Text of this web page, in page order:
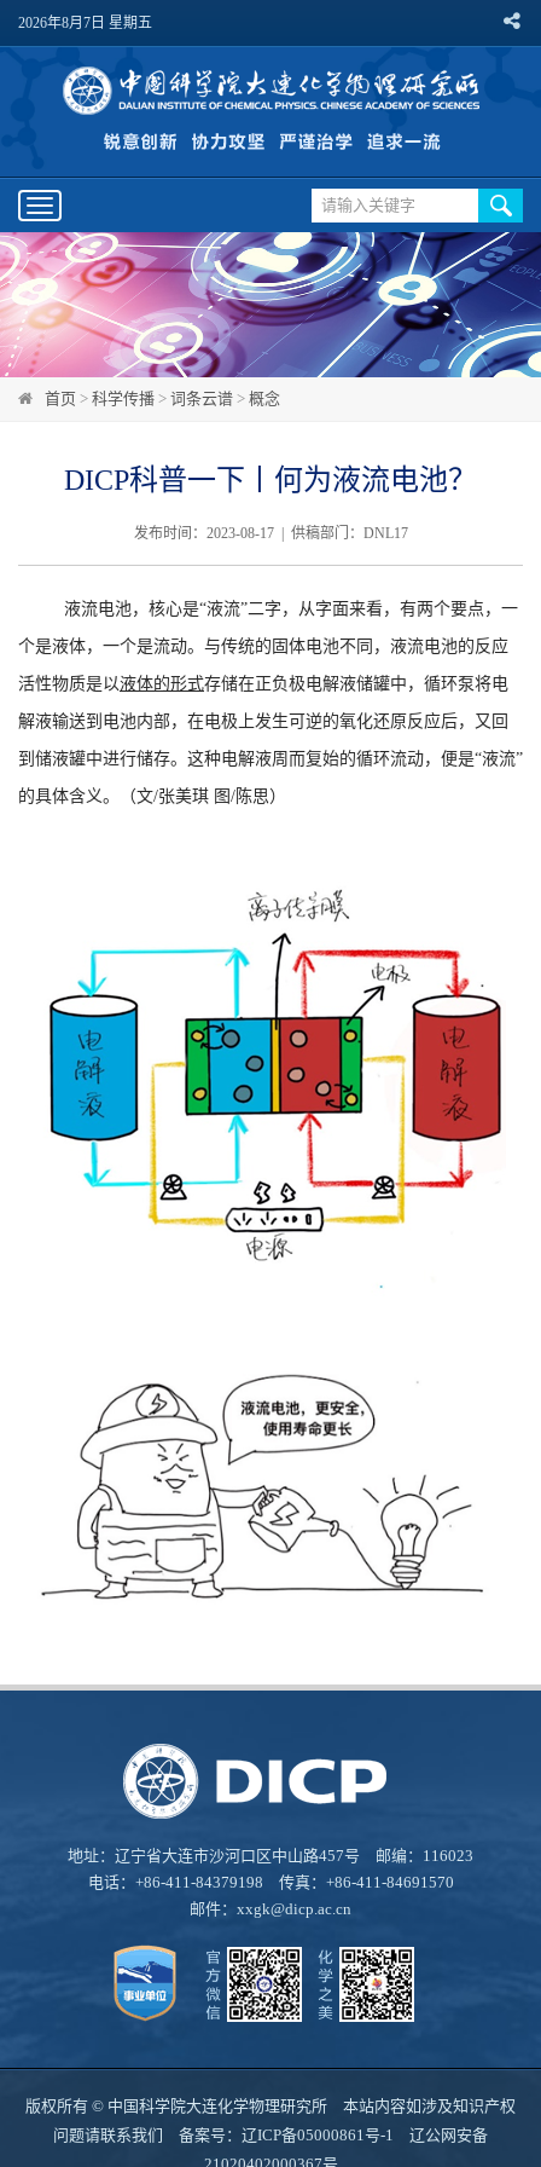
2026年8月7日 星期五
Toggle
navigation
首页 > 科学传播 > 词条云谱 > 概念
DICP科普一下丨何为液流电池？
发布时间：2023-08-17 | 供稿部门：DNL17
液流电池，核心是“液流”二字，从字面来看，有两个要点，一
个是液体，一个是流动。与传统的固体电池不同，液流电池的反应
活性物质是以液体的形式存储在正负极电解液储罐中，循环泵将电
解液输送到电池内部，在电极上发生可逆的氧化还原反应后，又回
到储液罐中进行储存。这种电解液周而复始的循环流动，便是“液流”
的具体含义。（文/张美琪 图/陈思）
地址：辽宁省大连市沙河口区中山路457号 邮编：116023
电话：+86-411-84379198 传真：+86-411-84691570
邮件： xxgk@dicp.ac.cn
版权所有 © 中国科学院大连化学物理研究所 本站内容如涉及知识产权
问题请联系我们 备案号： 辽ICP备05000861号-1 辽公网安备